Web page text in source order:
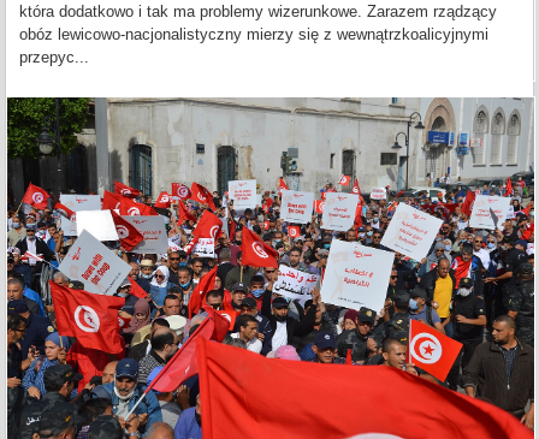
która dodatkowo i tak ma problemy wizerunkowe. Zarazem rządzący
obóz lewicowo-nacjonalistyczny mierzy się z wewnątrzkoalicyjnymi
przepyc...